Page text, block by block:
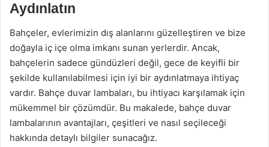
Aydınlatın
Bahçeler, evlerimizin dış alanlarını güzelleştiren ve bize
doğayla iç içe olma imkanı sunan yerlerdir. Ancak,
bahçelerin sadece gündüzleri değil, gece de keyifli bir
şekilde kullanılabilmesi için iyi bir aydınlatmaya ihtiyaç
vardır. Bahçe duvar lambaları, bu ihtiyacı karşılamak için
mükemmel bir çözümdür. Bu makalede, bahçe duvar
lambalarının avantajları, çeşitleri ve nasıl seçileceği
hakkında detaylı bilgiler sunacağız.